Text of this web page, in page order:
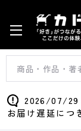
2026/07/29
お届け遅延につ